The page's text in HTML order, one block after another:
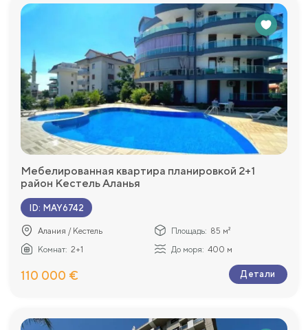
Мебелированная квартира планировкой 2+1
район Кестель Аланья
ID: MAY6742
Алания / Кестель Площадь: 85 м²
Комнат: 2+1 До моря: 400 м
110 000 € Детали